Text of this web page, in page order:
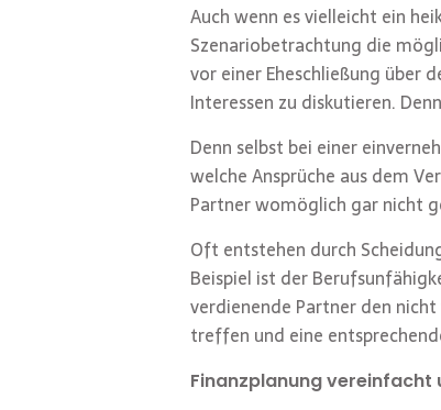
Auch wenn es vielleicht ein
Szenariobetrachtung die
vor einer Eheschließung über
Interessen zu diskutieren.
Denn selbst bei einer
welche Ansprüche aus dem
Partner womöglich gar nicht
Oft entstehen durch
Beispiel ist der
verdienende Partner den
treffen und eine
Finanzplanung